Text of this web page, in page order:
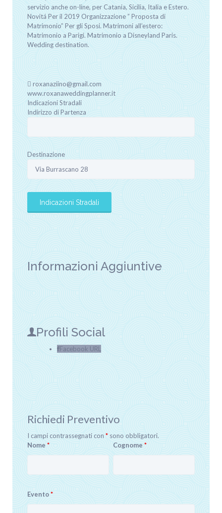
servizio anche on-line, per Catania, Sicilia, Italia e Estero.
Novitá Per il 2019 Organizzazione ” Proposta di
Matrimonio” Per gli Sposi. Matrimoni all’estero:
Matrimonio a Parigi. Matrimonio a Disneyland Paris.
Wedding destination.
roxanaziino@gmail.com
www.roxanaweddingplanner.it
Indicazioni Stradali
Indirizzo di Partenza
Destinazione
Informazioni Aggiuntive
Profili Social
Facebook URL
Richiedi Preventivo
I campi contrassegnati con * sono obbligatori.
Nome * Cognome*
Evento*